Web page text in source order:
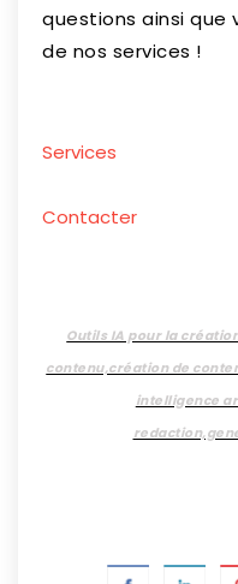
questions ainsi que
de nos services !
Services
Contacter
Outils IA pour la
contenu,création de
intelligence